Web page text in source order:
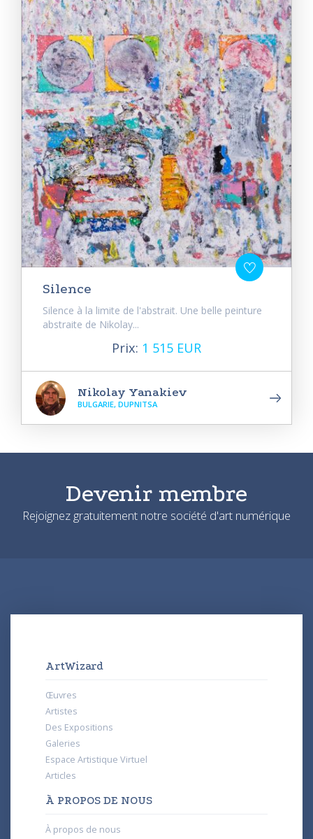
Silence
Silence à la limite de l'abstrait. Une belle peinture
abstraite de Nikolay...
Prix: 1 515 EUR
Nikolay Yanakiev
BULGARIE, DUPNITSA
Devenir membre
Rejoignez gratuitement notre société d'art numérique
ArtWizard
Œuvres
Artistes
Des Expositions
Galeries
Espace Artistique Virtuel
Articles
À PROPOS DE NOUS
À propos de nous